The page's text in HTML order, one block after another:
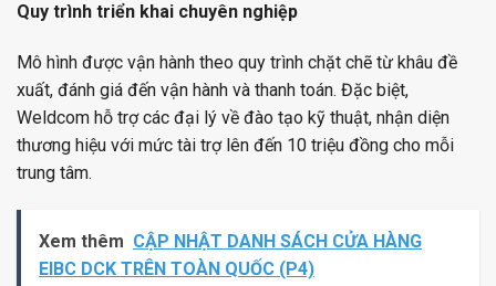
Quy trình triển khai chuyên nghiệp
Mô hình được vận hành theo quy trình chặt chẽ từ khâu đề
xuất, đánh giá đến vận hành và thanh toán. Đặc biệt,
Weldcom hỗ trợ các đại lý về đào tạo kỹ thuật, nhận diện
thương hiệu với mức tài trợ lên đến 10 triệu đồng cho mỗi
trung tâm.
Xem thêm CẬP NHẬT DANH SÁCH CỬA HÀNG
EIBC DCK TRÊN TOÀN QUỐC (P4)